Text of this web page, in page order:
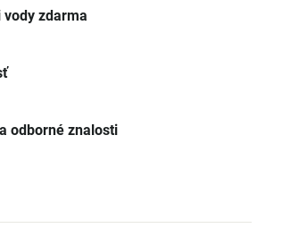
zdarma
odborné znalosti